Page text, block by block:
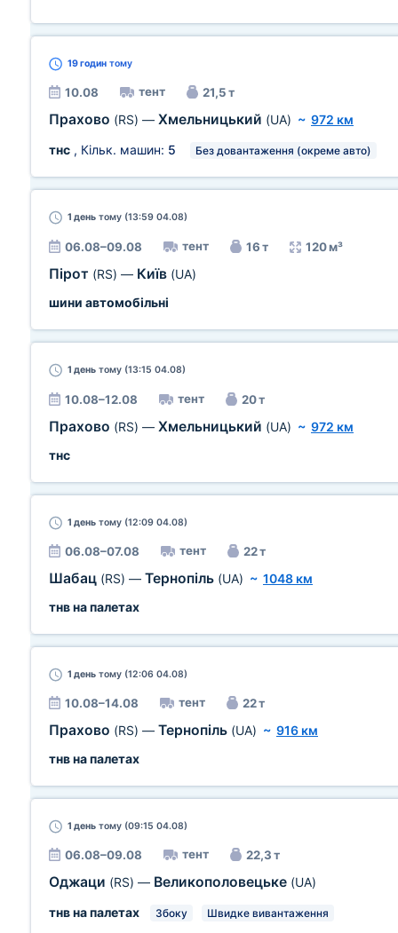
19 годин тому
10.08 тент 21,5 т
Прахово (RS) — Хмельницький (UA) ~ 972 км
тнс , Кільк. машин: 5 Без довантаження (окреме авто)
1 день тому (13:59 04.08)
06.08–09.08 тент 16 т 120 м³
Пірот (RS) — Київ (UA)
шини автомобільні
1 день тому (13:15 04.08)
10.08–12.08 тент 20 т
Прахово (RS) — Хмельницький (UA) ~ 972 км
тнс
1 день тому (12:09 04.08)
06.08–07.08 тент 22 т
Шабац (RS) — Тернопіль (UA) ~ 1048 км
тнв на палетах
1 день тому (12:06 04.08)
10.08–14.08 тент 22 т
Прахово (RS) — Тернопіль (UA) ~ 916 км
тнв на палетах
1 день тому (09:15 04.08)
06.08–09.08 тент 22,3 т
Оджаци (RS) — Великополовецьке (UA)
тнв на палетах
Збоку Швидке вивантаження